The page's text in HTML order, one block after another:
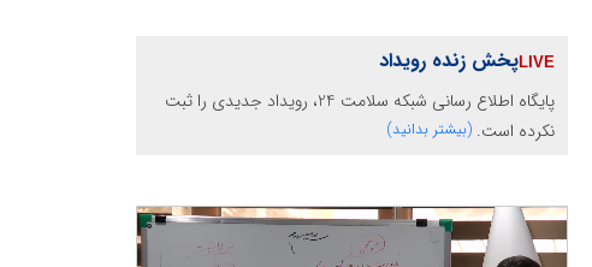
پخش زنده رویداد
پایگاه اطلاع رسانی شبکه سلامت 24، رویداد جدیدی را ثبت
نکرده است. (بیشتر بدانید)